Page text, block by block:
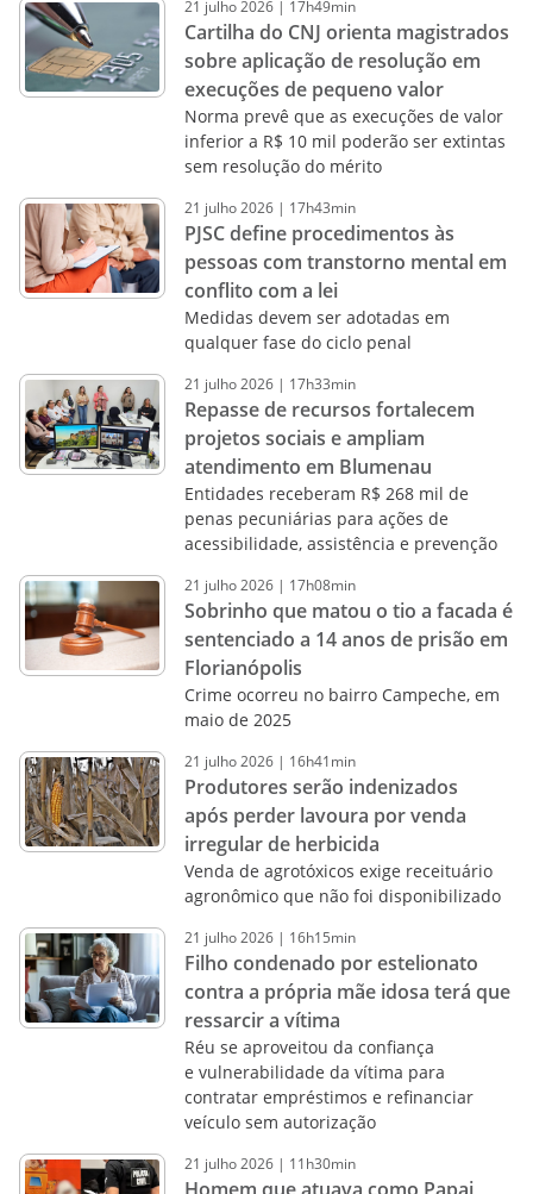
21 julho2026 | 17h49min
Cartilha do CNJ orienta magistrados
sobre aplicação de resolução em
execuções de pequeno valor
Norma prevê que as execuções de valor
inferior a R$ 10 mil poderão ser extintas
sem resolução do mérito
21 julho2026 | 17h43min
PJSC define procedimentos às
pessoas com transtorno mental em
conflito com a lei
Medidas devem ser adotadas em
qualquer fase do ciclo penal
21 julho2026 | 17h33min
Repasse de recursos fortalecem
projetos sociais e ampliam
atendimento em Blumenau
Entidades receberam R$ 268 mil de
penas pecuniárias para ações de
acessibilidade, assistência e prevenção
21 julho2026 | 17h08min
Sobrinho que matou o tio a facada é
sentenciado a 14 anos de prisão em
Florianópolis
Crime ocorreu no bairro Campeche, em
maio de 2025
21 julho2026 | 16h41min
Produtores serão indenizados
após perder lavoura por venda
irregular de herbicida
Venda de agrotóxicos exige receituário
agronômico que não foi disponibilizado
21 julho2026 | 16h15min
Filho condenado por estelionato
contra a própria mãe idosa terá que
ressarcir a vítima
Réu se aproveitou da confiança
e vulnerabilidade da vítima para
contratar empréstimos e refinanciar
veículo sem autorização
21 julho2026 | 11h30min